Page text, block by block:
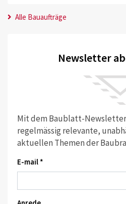
Alle Bauaufträge
Newsletter
Mit dem Baublatt-
regelmässig relevante,
aktuellen Themen der
E-mail *